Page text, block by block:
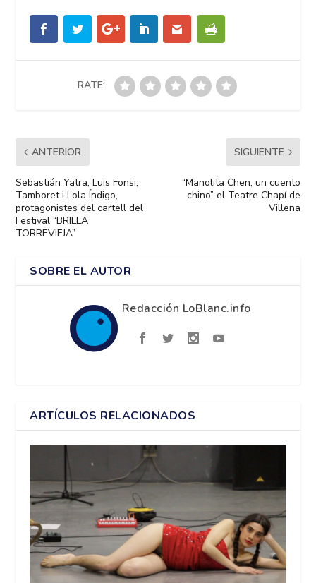
RATE:
ANTERIOR
Sebastián Yatra, Luis Fonsi,
Tamboret i Lola Índigo,
protagonistes del cartell del
Festival “BRILLA
TORREVIEJA”
SIGUIENTE
“Manolita Chen, un cuento
chino” el Teatre Chapí de
Villena
SOBRE EL AUTOR
Redacción LoBlanc.info
ARTÍCULOS RELACIONADOS